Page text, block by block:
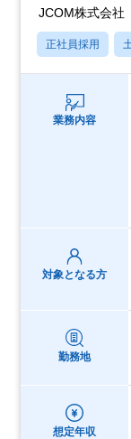
JCOM株式会社
正社員採用
業務内容
対象となる方
勤務地
想定年収